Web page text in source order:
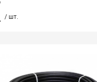
/ шт.